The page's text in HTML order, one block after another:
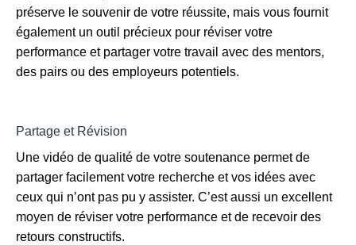
préserve le souvenir de votre réussite, mais vous fournit
également un outil précieux pour réviser votre
performance et partager votre travail avec des mentors,
des pairs ou des employeurs potentiels.
Partage et Révision
Une vidéo de qualité de votre soutenance permet de
partager facilement votre recherche et vos idées avec
ceux qui n’ont pas pu y assister. C’est aussi un excellent
moyen de réviser votre performance et de recevoir des
retours constructifs.